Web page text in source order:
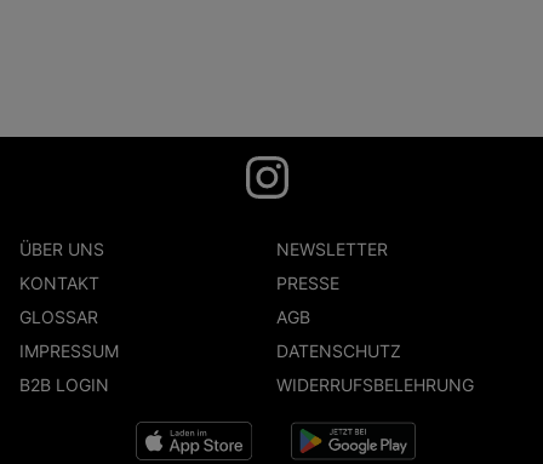
ÜBER UNS
NEWSLETTER
KONTAKT
PRESSE
GLOSSAR
AGB
IMPRESSUM
DATENSCHUTZ
B2B LOGIN
WIDERRUFSBELEHRUNG